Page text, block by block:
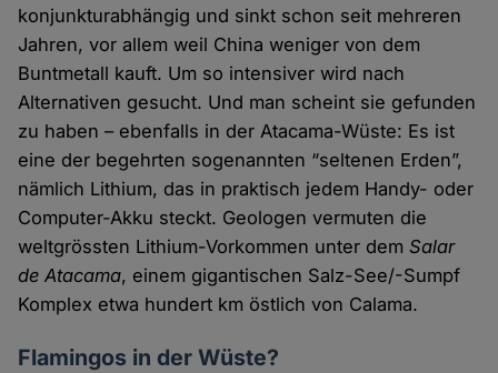
konjunkturabhängig und sinkt schon seit mehreren
Jahren, vor allem weil China weniger von dem
Buntmetall kauft. Um so intensiver wird nach
Alternativen gesucht. Und man scheint sie gefunden
zu haben – ebenfalls in der Atacama-Wüste: Es ist
eine der begehrten sogenannten “seltenen Erden”,
nämlich Lithium, das in praktisch jedem Handy- oder
Computer-Akku steckt. Geologen vermuten die
weltgrössten Lithium-Vorkommen unter demSalar
de Atacama, einem gigantischen Salz-See/-Sumpf
Komplex etwa hundert km östlich von Calama.
Flamingos in der Wüste?